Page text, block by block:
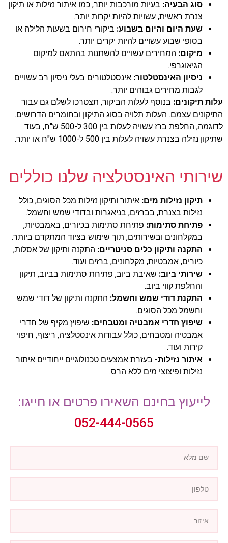
סוג הבעיה: בעיות מורכבות יותר, כמו איתור נזילות או תיקון
צנרת ראשית, עשויות להיות יקרות יותר.
שעת היום והיום בשבוע: ביקורי חירום בשעות הלילה או
בסופי שבוע עשויים להיות יקרים יותר.
מיקום: המחירים עשויים להשתנות בהתאם למיקום
הגיאוגרפי.
ניסיון האינסטלטור: אינסטלטורים בעלי ניסיון רב עשויים
לגבות מחירים גבוהים יותר.
עלות תיקונים: בנוסף לעלות הביקור, תצטרכו לשלם גם עבור
התיקונים עצמם. העלות תלויה בסוג התיקון ובחומרים הדרושים.
לדוגמה, החלפת ברז עשויה לעלות בין 300 ל-500 ש"ח, בעוד
שתיקון נזילה בצנרת עשויה לעלות בין 500 ל-1000 ש"ח או יותר.
שירותי האינסטלציה שלנו כוללים
תיקון נזילות מים: איתור ותיקון נזילות מכל הסוגים, כולל
נזילות בצנרת, בברזים, בניאגרות ובדודי שמש וחשמל.
פתיחת סתימות: פתיחת סתימות בכיורים, באמבטיות,
במקלחונים ובשירותים, תוך שימוש בציוד המתקדם ביותר.
התקנה ותיקון כלים סניטריים: התקנה ותיקון של אסלות,
כיורים, אמבטיות, מקלחונים, ברזים ועוד.
שירותי ביוב: שאיבת ביוב, פתיחת סתימות בביוב, תיקון
והחלפת קווי ביוב.
התקנת דודי שמש וחשמל: התקנה ותיקון של דודי שמש
וחשמל מכל הסוגים.
שיפוץ חדרי אמבטיה ומטבחים: שיפוץ מקיף של חדרי
אמבטיה ומטבחים, כולל עבודות אינסטלציה, ריצוף, חיפוי
קירות ועוד.
איתור נזילות- בעזרת אמצעים טכנולוגיים ייחודיים איתור
נזילות ופיצוצי מים ללא הרס.
לייעוץ בחינם השאירו פרטים או חייגו:
052-444-0565